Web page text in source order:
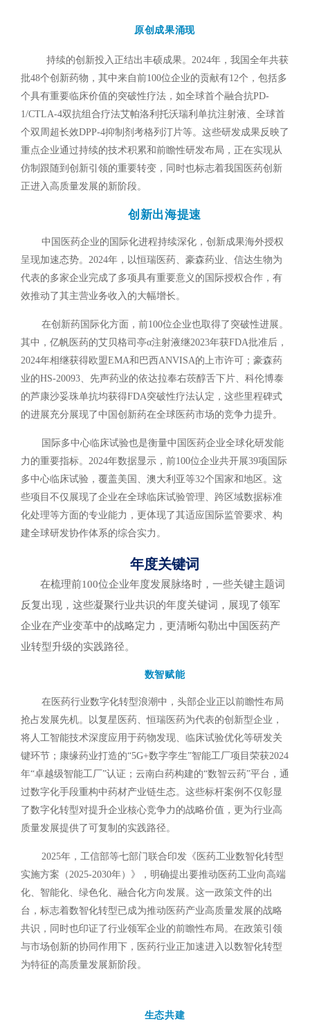
原创成果涌现
持续的创新投入正结出丰硕成果。2024年，我国全年共获
批48个创新药物，其中来自前100位企业的贡献有12个，包括多
个具有重要临床价值的突破性疗法，如全球首个融合抗PD-
1/CTLA-4双抗组合疗法艾帕洛利托沃瑞利单抗注射液、全球首
个双周超长效DPP-4抑制剂考格列汀片等。这些研发成果反映了
重点企业通过持续的技术积累和前瞻性研发布局，正在实现从
仿制跟随到创新引领的重要转变，同时也标志着我国医药创新
正进入高质量发展的新阶段。
创新出海提速
中国医药企业的国际化进程持续深化，创新成果海外授权
呈现加速态势。2024年，以恒瑞医药、豪森药业、信达生物为
代表的多家企业完成了多项具有重要意义的国际授权合作，有
效推动了其主营业务收入的大幅增长。
在创新药国际化方面，前100位企业也取得了突破性进展。
其中，亿帆医药的艾贝格司亭α注射液继2023年获FDA批准后，
2024年相继获得欧盟EMA和巴西ANVISA的上市许可；豪森药
业的HS-20093、先声药业的依达拉奉右莰醇舌下片、科伦博泰
的芦康沙妥珠单抗均获得FDA突破性疗法认定，这些里程碑式
的进展充分展现了中国创新药在全球医药市场的竞争力提升。
国际多中心临床试验也是衡量中国医药企业全球化研发能
力的重要指标。2024年数据显示，前100位企业共开展39项国际
多中心临床试验，覆盖美国、澳大利亚等32个国家和地区。这
些项目不仅展现了企业在全球临床试验管理、跨区域数据标准
化处理等方面的专业能力，更体现了其适应国际监管要求、构
建全球研发协作体系的综合实力。
年度关键词
在梳理前100位企业年度发展脉络时，一些关键主题词
反复出现，这些凝聚行业共识的年度关键词，展现了领军
企业在产业变革中的战略定力，更清晰勾勒出中国医药产
业转型升级的实践路径。
数智赋能
在医药行业数字化转型浪潮中，头部企业正以前瞻性布局
抢占发展先机。以复星医药、恒瑞医药为代表的创新型企业，
将人工智能技术深度应用于药物发现、临床试验优化等研发关
键环节；康缘药业打造的“5G+数字孪生”智能工厂项目荣获2024
年“卓越级智能工厂”认证；云南白药构建的“数智云药”平台，通
过数字化手段重构中药材产业链生态。这些标杆案例不仅彰显
了数字化转型对提升企业核心竞争力的战略价值，更为行业高
质量发展提供了可复制的实践路径。
2025年，工信部等七部门联合印发《医药工业数智化转型
实施方案（2025-2030年）》，明确提出要推动医药工业向高端
化、智能化、绿色化、融合化方向发展。这一政策文件的出
台，标志着数智化转型已成为推动医药产业高质量发展的战略
共识，同时也印证了行业领军企业的前瞻性布局。在政策引领
与市场创新的协同作用下，医药行业正加速进入以数智化转型
为特征的高质量发展新阶段。
生态共建